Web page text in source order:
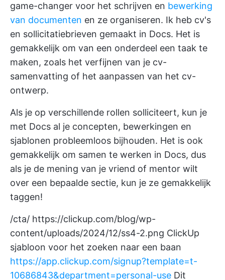
game-changer voor het schrijven en bewerking
van documenten en ze organiseren. Ik heb cv's
en sollicitatiebrieven gemaakt in Docs. Het is
gemakkelijk om van een onderdeel een taak te
maken, zoals het verfijnen van je cv-
samenvatting of het aanpassen van het cv-
ontwerp.
Als je op verschillende rollen solliciteert, kun je
met Docs al je concepten, bewerkingen en
sjablonen probleemloos bijhouden. Het is ook
gemakkelijk om samen te werken in Docs, dus
als je de mening van je vriend of mentor wilt
over een bepaalde sectie, kun je ze gemakkelijk
taggen!
/cta/ https://clickup.com/blog/wp-
content/uploads/2024/12/ss4-2.png ClickUp
sjabloon voor het zoeken naar een baan
https://app.clickup.com/signup?template=t-
10686843&department=personal-use Dit